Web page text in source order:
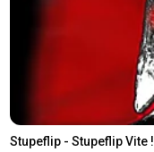
Stupeflip - Stupeflip Vite